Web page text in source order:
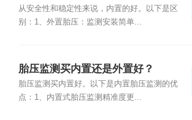
从安全性和稳定性来说，内置的好。以下是区
别：1、外置胎压：监测安装简单...
胎压监测买内置还是外置好？
胎压监测买内置好。以下是内置胎压监测的优
点：1、内置式胎压监测精准度更...